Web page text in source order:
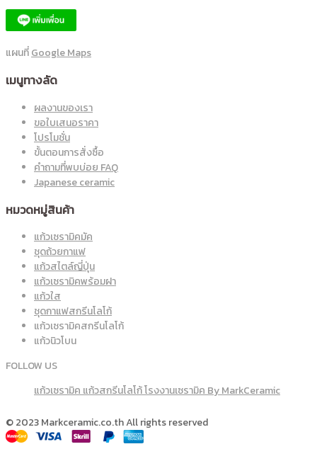
แผนที่Google Maps
เมนูทางลัด
ผลงานของเรา
ขอใบเสนอราคา
โปรโมชั่น
ขั้นตอนการสั่งซื้อ
คำถามที่พบบ่อย FAQ
Japanese ceramic
หมวดหมู่สินค้า
แก้วเซรามิคมัค
ชุดถ้วยกาแฟ
แก้วสไตล์ญี่ปุ่น
แก้วเซรามิคพร้อมฝา
แก้วใส
ชุดกาแฟสกรีนโลโก้
แก้วเซรามิคสกรีนโลโก้
แก้วนิวโบน
FOLLOW US
แก้วเซรามิค แก้วสกรีนโลโก้ โรงงานเซรามิค By MarkCeramic
© 2023 Markceramic.co.th All rights reserved